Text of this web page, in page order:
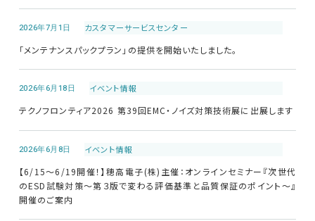
2026年7月1日 カスタマーサービスセンター
「メンテナンスパックプラン」の提供を開始いたしました。
2026年6月18日 イベント情報
テクノフロンティア2026 第39回EMC・ノイズ対策技術展に出展します
2026年6月8日 イベント情報
【6/15～6/19開催！】穂高電子(株)主催：オンラインセミナー『次世代
のESD試験対策～第３版で変わる評価基準と品質保証のポイント～』
開催のご案内